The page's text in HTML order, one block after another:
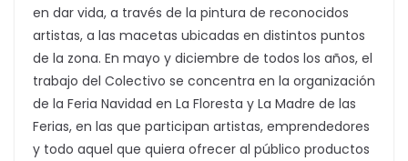
en dar vida, a través de la pintura de reconocidos
artistas, a las macetas ubicadas en distintos puntos
de la zona. En mayo y diciembre de todos los años, el
trabajo del Colectivo se concentra en la organización
de la Feria Navidad en La Floresta y La Madre de las
Ferias, en las que participan artistas, emprendedores
y todo aquel que quiera ofrecer al público productos